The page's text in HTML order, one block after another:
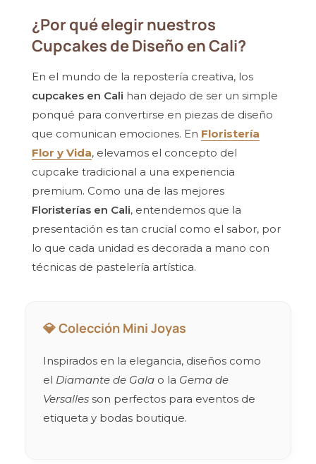
¿Por qué elegir nuestros
Cupcakes de Diseño en Cali?
En el mundo de la repostería creativa, los
cupcakes en Cali han dejado de ser un simple
ponqué para convertirse en piezas de diseño
que comunican emociones. En Floristería
Flor y Vida, elevamos el concepto del
cupcake tradicional a una experiencia
premium. Como una de las mejores
Floristerías en Cali, entendemos que la
presentación es tan crucial como el sabor, por
lo que cada unidad es decorada a mano con
técnicas de pastelería artística.
💎 Colección Mini Joyas
Inspirados en la elegancia, diseños como
el Diamante de Gala o la Gema de
Versalles son perfectos para eventos de
etiqueta y bodas boutique.